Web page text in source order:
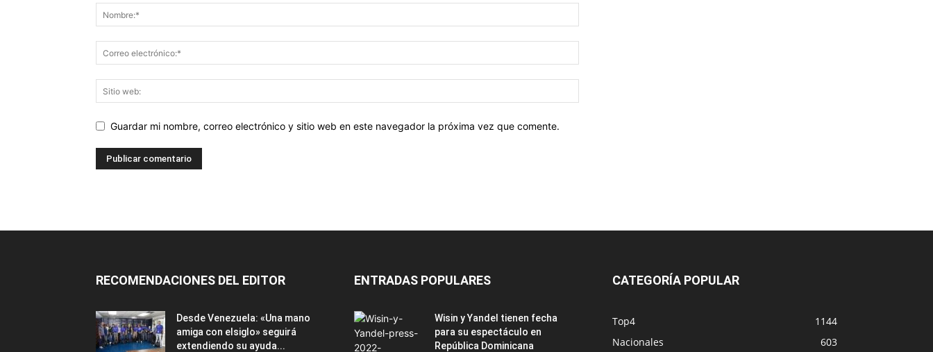
Guardar mi nombre, correo electrónico y sitio web en este navegador la próxima vez que comente.
RECOMENDACIONES DEL EDITOR
Desde Venezuela: «Una mano
amiga con elsiglo» seguirá
extendiendo su ayuda...
ENTRADAS POPULARES
Wisin y Yandel tienen fecha
para su espectáculo en
República Dominicana
CATEGORÍA POPULAR
Top4
1144
Nacionales
603